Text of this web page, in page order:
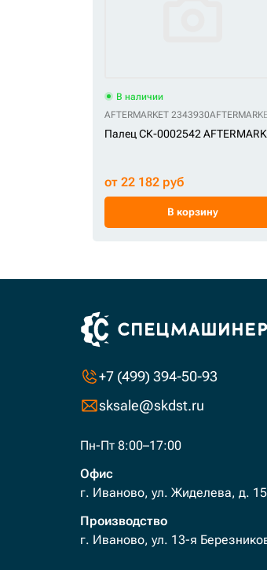
В наличии
AFTERMARKET 2343930
Палец СК-0002542
от 22 182 руб
В корзину
+7 (499) 394-50-93
sksale@skdst.ru
Пн-Пт 8:00–17:00
Офис
г. Иваново, ул. Жиделева, д. 15
Производство
г. Иваново, ул. 13-я